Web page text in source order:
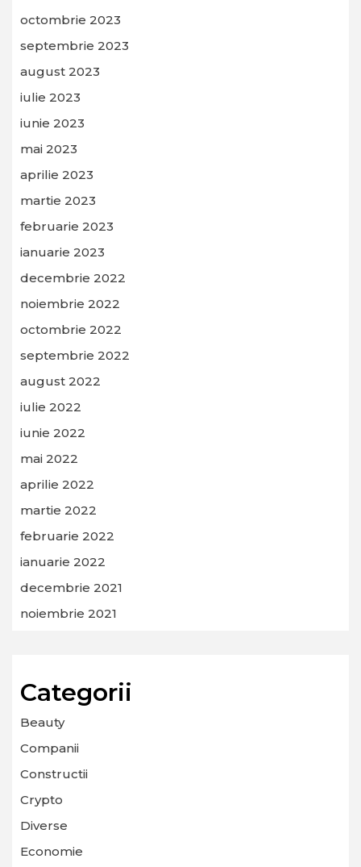
octombrie 2023
septembrie 2023
august 2023
iulie 2023
iunie 2023
mai 2023
aprilie 2023
martie 2023
februarie 2023
ianuarie 2023
decembrie 2022
noiembrie 2022
octombrie 2022
septembrie 2022
august 2022
iulie 2022
iunie 2022
mai 2022
aprilie 2022
martie 2022
februarie 2022
ianuarie 2022
decembrie 2021
noiembrie 2021
Categorii
Beauty
Companii
Constructii
Crypto
Diverse
Economie